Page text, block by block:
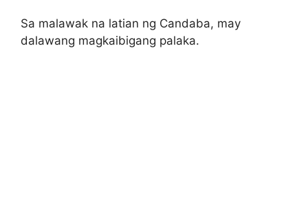
Sa malawak na latian ng Candaba, may
dalawang magkaibigang palaka.